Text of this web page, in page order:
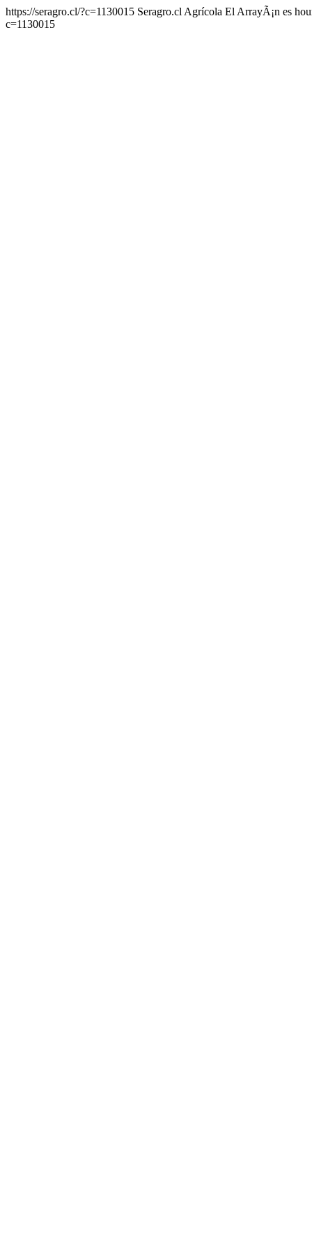
https://seragro.cl/?c=1130015 Seragro.cl Agrícola El ArrayÃ¡n es
c=1130015